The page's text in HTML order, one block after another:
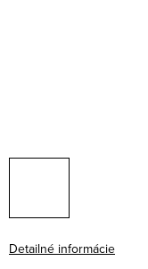
Detailné informácie